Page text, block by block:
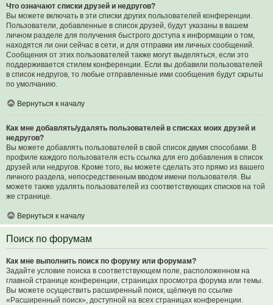
Что означают списки друзей и недругов?
Вы можете включать в эти списки других пользователей конференции.
Пользователи, добавленные в список друзей, будут указаны в вашем
личном разделе для получения быстрого доступа к информации о том,
находятся ли они сейчас в сети, и для отправки им личных сообщений.
Сообщения от этих пользователей также могут выделяться, если это
поддерживается стилем конференции. Если вы добавили пользователей
в список недругов, то любые отправленные ими сообщения будут скрыты
по умолчанию.
Вернуться к началу
Как мне добавлять/удалять пользователей в списках моих друзей и
недругов?
Вы можете добавлять пользователей в свой список двумя способами. В
профиле каждого пользователя есть ссылка для его добавления в список
друзей или недругов. Кроме того, вы можете сделать это прямо из вашего
личного раздела, непосредственным вводом имени пользователя. Вы
можете также удалять пользователей из соответствующих списков на той
же странице.
Вернуться к началу
Поиск по форумам
Как мне выполнить поиск по форуму или форумам?
Задайте условие поиска в соответствующем поле, расположенном на
главной странице конференции, страницах просмотра форума или темы.
Вы можете осуществить расширенный поиск, щёлкнув по ссылке
«Расширенный поиск», доступной на всех страницах конференции.